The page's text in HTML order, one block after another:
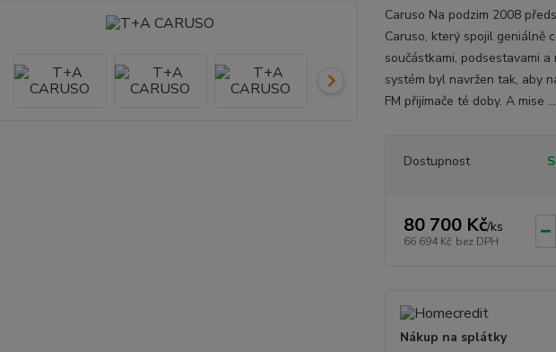
Caruso Na podzim 2008
Caruso, který spojil geniálně
součástkami, podsestavami
systém byl navržen tak, aby
FM přijímače té doby. A mise ...
Dostupnost
80 700 Kč/ks
66 694 Kč bez DPH
Nákup na splátky